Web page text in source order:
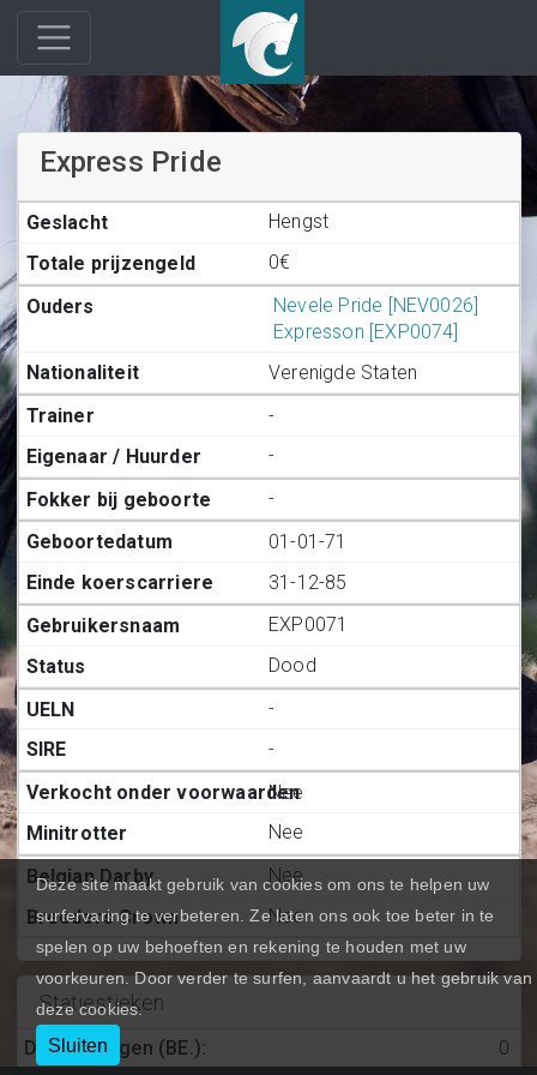
Express Pride
Hengst
0€
Nevele Pride [NEV0026]
Expresson [EXP0074]
Verenigde Staten
-
-
-
01-01-71
31-12-85
EXP0071
Dood
-
-
Nee
Nee
Nee
Nee
Statiestieken
Deelnemingen (BE.): 0
Deze site maakt gebruik van cookies om ons te helpen uw
surfervaring te verbeteren. Ze laten ons ook toe beter in te
spelen op uw behoeften en rekening te houden met uw
voorkeuren. Door verder te surfen, aanvaardt u het gebruik van
deze cookies.
Sluiten